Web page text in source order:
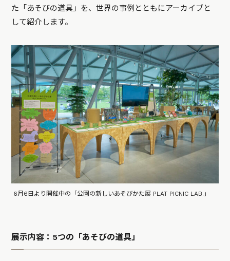
た「あそびの道具」を、世界の事例とともにアーカイブと
して紹介します。
6月6日より開催中の「公園の新しいあそびかた展 PLAT PICNIC LAB.」
展示内容：5つの「あそびの道具」